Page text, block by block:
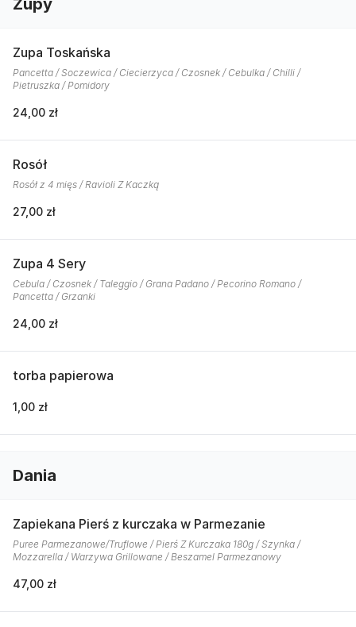
Zupy
Zupa Toskańska
Pancetta / Soczewica / Ciecierzyca / Czosnek / Cebulka / Chilli /
Pietruszka / Pomidory
24,00 zł
Rosół
Rosół z 4 mięs / Ravioli Z Kaczką
27,00 zł
Zupa 4 Sery
Cebula / Czosnek / Taleggio / Grana Padano / Pecorino Romano /
Pancetta / Grzanki
24,00 zł
torba papierowa
1,00 zł
Dania
Zapiekana Pierś z kurczaka w Parmezanie
Puree Parmezanowe/Truflowe / Pierś Z Kurczaka 180g / Szynka /
Mozzarella / Warzywa Grillowane / Beszamel Parmezanowy
47,00 zł